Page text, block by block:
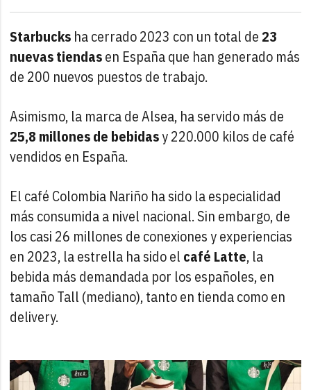
Starbucks ha cerrado 2023 con un total de23
nuevas tiendasen España que han generado más
de 200 nuevos puestos de trabajo.
Asimismo, la marca de Alsea, ha servido más de
25,8 millones de bebidasy 220.000 kilos de café
vendidos en España.
El café Colombia Nariño ha sido la especialidad
más consumida a nivel nacional. Sin embargo, de
los casi 26 millones de conexiones y experiencias
en 2023, la estrella ha sido el café Latte, la
bebida más demandada por los españoles, en
tamaño Tall (mediano), tanto en tienda como en
delivery.